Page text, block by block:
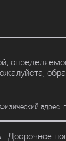
адрес:
Досрочное